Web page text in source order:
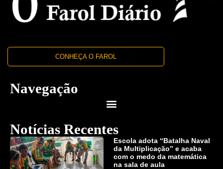
CONHEÇA O FAROL
Navegação
Notícias Recentes
Escola adota “Batalha Naval
da Multiplicação” e acaba
com o medo da matemática
na sala de aula